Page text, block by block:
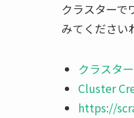
クラスターで
みてください
クラスタ
Cluster
https://